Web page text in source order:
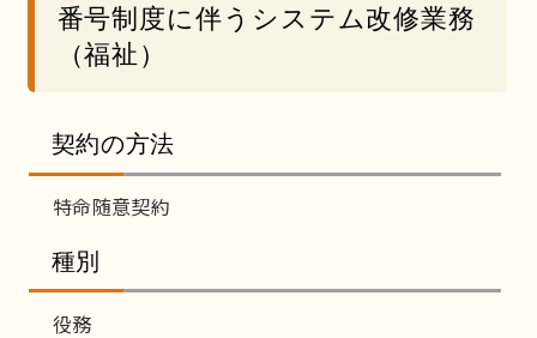
番号制度に伴うシステム改修業務
（福祉）
契約の方法
特命随意契約
種別
役務